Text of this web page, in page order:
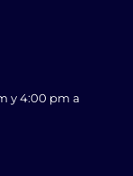
y 4:00 pm a